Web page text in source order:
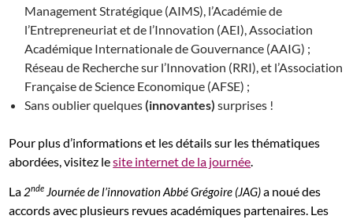
Management Stratégique (AIMS), l’Académie de
l’Entrepreneuriat et de l’Innovation (AEI), Association
Académique Internationale de Gouvernance (AAIG) ;
Réseau de Recherche sur l’Innovation (RRI), et l’Association
Française de Science Economique (AFSE) ;
Sans oublier quelques(innovantes) surprises !
Pour plus d’informations et les détails sur les thématiques
abordées, visitez lesite internet de la journée
La 2nde Journée de l’innovation Abbé Grégoire (JAG)a noué des
accords avec plusieurs revues académiques partenaires. Les